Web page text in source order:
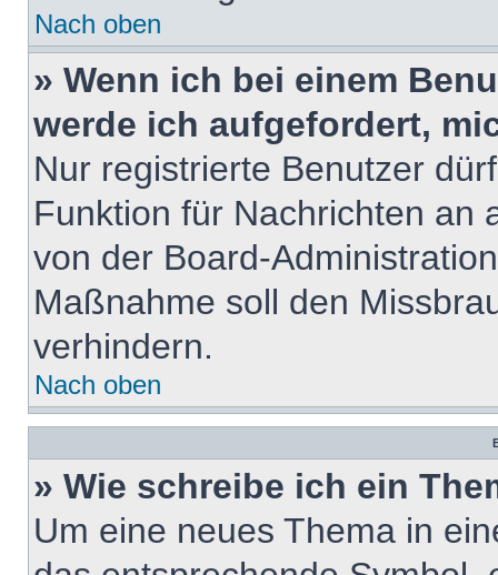
Nach oben
» Wenn ich bei einem
werde ich aufgefordert,
Nur registrierte Benutzer
Funktion für Nachrichten an
von der Board-
Maßnahme soll den
verhindern.
Nach oben
» Wie schreibe ich ein
Um eine neues Thema in